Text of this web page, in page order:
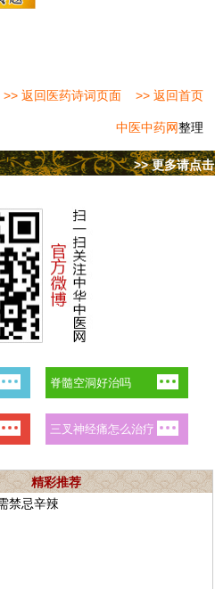
>> 返回医药诗词页面 >> 返回首页
中医中药网整理
>> 更多请点击
精彩推荐
禁忌辛辣